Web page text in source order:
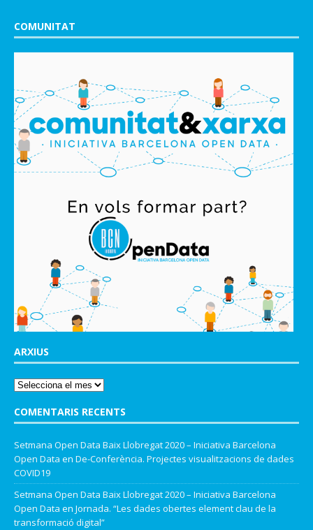
COMUNITAT
ARXIUS
COMENTARIS RECENTS
Setmana Open Data Baix Llobregat 2020 – Iniciativa Barcelona
Open Data en De-Conferència. Projectes visualitzacions de dades
COVID19
Setmana Open Data Baix Llobregat 2020 – Iniciativa Barcelona
Open Data en Jornada. “Les dades obertes element clau de la
transformació digital”